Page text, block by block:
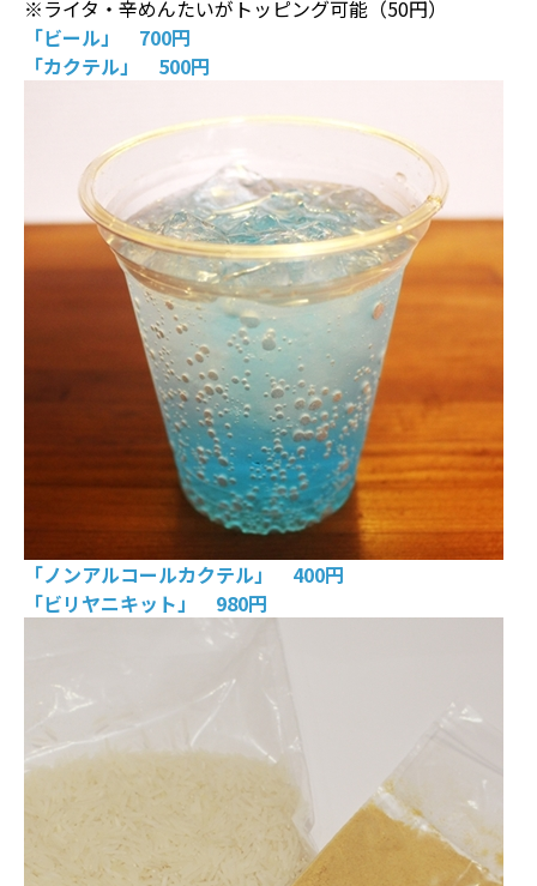
※ライタ・辛めんたいがトッピング可能（50円）
「ビール」 700円
「カクテル」 500円
「ノンアルコールカクテル」 400円
「ビリヤニキット」 980円